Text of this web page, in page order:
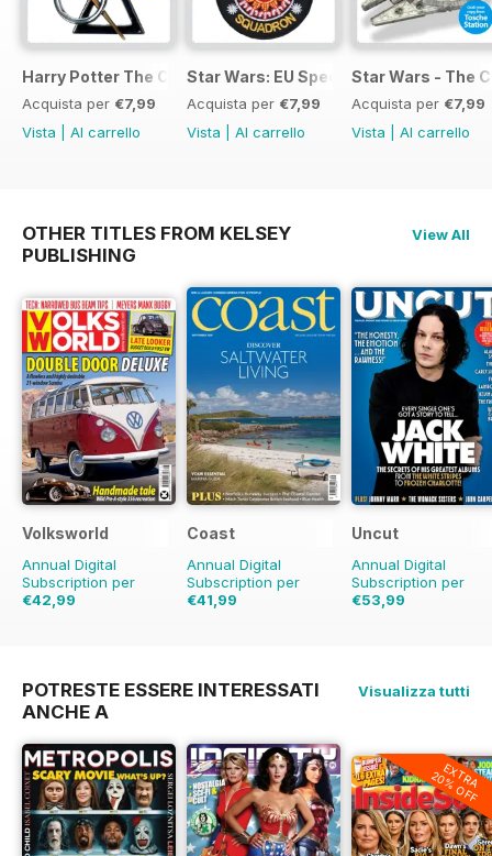
Harry Potter The Complete Manual
Acquista per €7,99
Vista
Al carrello
Star Wars: EU Special
Acquista per €7,99
Vista
Al carrello
Star Wars - The
Acquista per €7,99
Vista
Al carrello
OTHER TITLES FROM KELSEY
PUBLISHING
View All
Volksworld
Annual Digital
Subscription per
€42,99
Coast
Annual Digital
Subscription per
€41,99
Uncut
Annual Digital
Subscription per
€53,99
POTRESTE ESSERE INTERESSATI
ANCHE A
Visualizza tutti
EXTRA
20% OFF